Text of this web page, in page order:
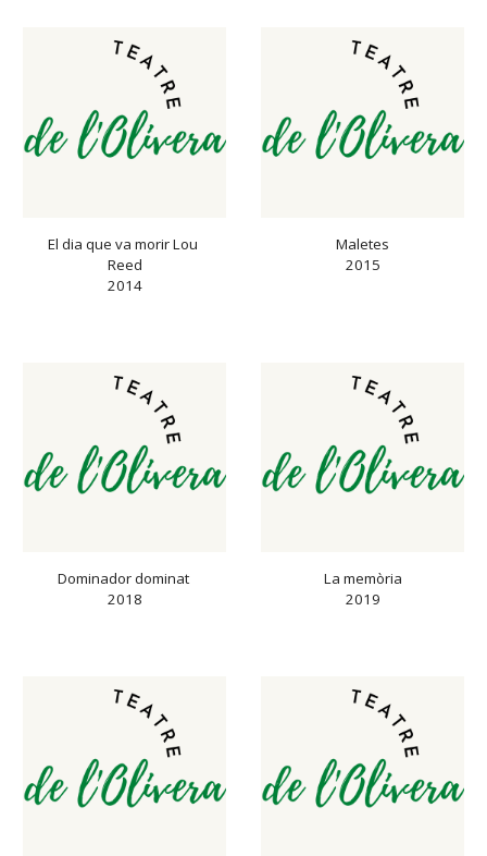
El dia que va morir Lou
Reed
2014
Maletes
2015
Dominador dominat
2018
La memòria
2019